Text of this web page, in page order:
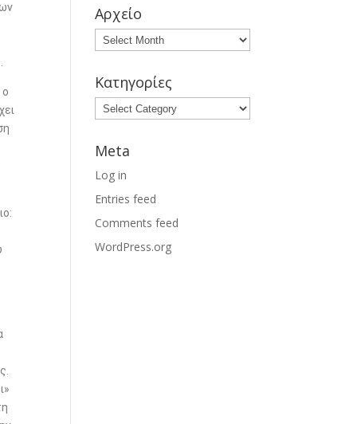
ο
Αρχείο
Κατηγορίες
Meta
Log in
Entries feed
Comments feed
WordPress.org